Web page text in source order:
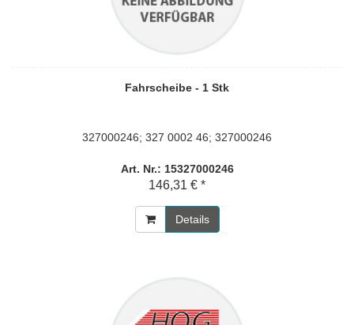
Fahrscheibe - 1 Stk
327000246; 327 0002 46; 327000246
Art. Nr.: 15327000246
146,31 € *
Details